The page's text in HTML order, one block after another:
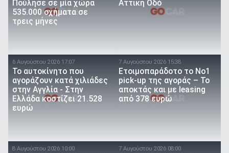
Πούλησε σε μία χώρα
535.000 οχήματα σε
τρεις μήνες
Αττική Οδό
6 Αυγούστου 2026 17:07
To αυτοκίνητο που
αγοράζουν κατά χιλιάδες
στην Αγγλία - Στην
Ελλάδα κοστίζει 21.528
ευρώ
7 Αυγούστου 2026 15:38
Ετοιμοπαράδοτο το Νο1
pick-up της αγοράς – Το
αποκτάς και με leasing
από 378 ευρώ
8 Αυγούστου 2026 10:00 7 Αυγούστου 2026 08:00